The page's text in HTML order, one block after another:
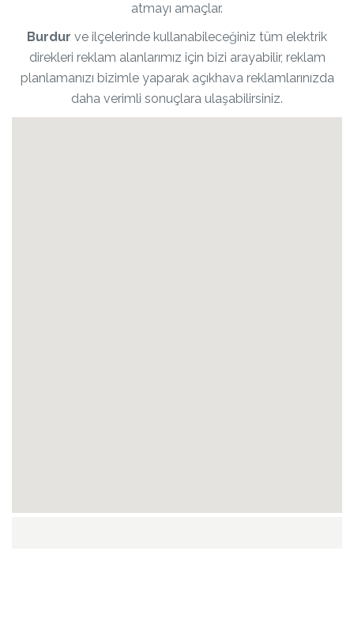
atmayı amaçlar.
Burdur ve ilçelerinde kullanabileceğiniz tüm elektrik
direkleri reklam alanlarımız için bizi arayabilir, reklam
planlamanızı bizimle yaparak açıkhava reklamlarınızda
daha verimli sonuçlara ulaşabilirsiniz.